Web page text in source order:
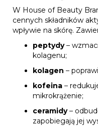
W House of Beauty
cennych składników
wpływie na skórę.
peptydy–
kolagenu;
kolagen –
kofeina –
mikrokrążenie;
ceramidy–
zapobiegają jej